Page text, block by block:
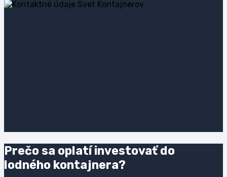
Prečo sa oplatí investovať do
lodného kontajnera?